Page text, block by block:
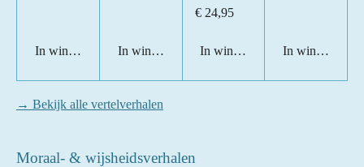
In winkelwagen In winkelwagen
€ 24,95
In winkelwagenIn
→ Bekijk alle vertelverhalen
Moraal- & wijsheidsverhalen